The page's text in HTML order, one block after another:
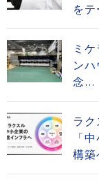
を
ミ
ン
念...
ラ
「
構築